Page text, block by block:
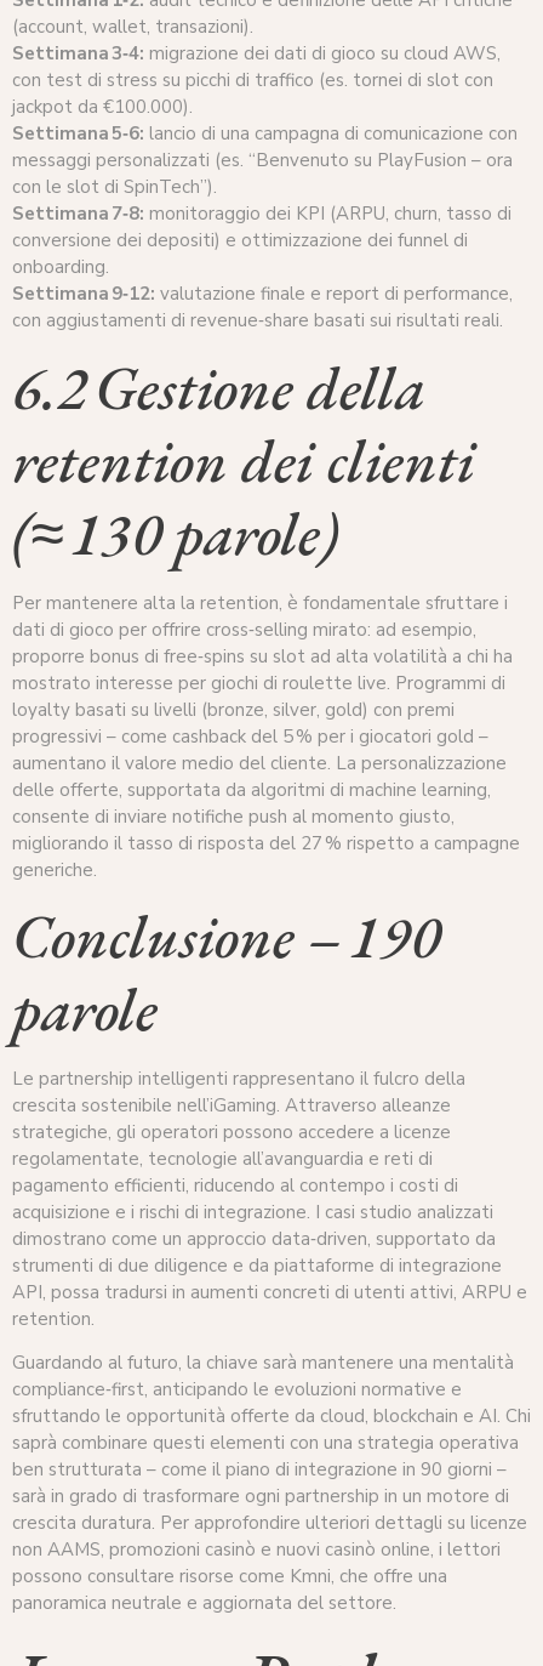
(account, wallet, transazioni).
Settimana 3‑4: migrazione dei dati di gioco su cloud AWS,
con test di stress su picchi di traffico (es. tornei di slot con
jackpot da €100.000).
Settimana 5‑6: lancio di una campagna di comunicazione con
messaggi personalizzati (es. “Benvenuto su PlayFusion – ora
con le slot di SpinTech”).
Settimana 7‑8: monitoraggio dei KPI (ARPU, churn, tasso di
conversione dei depositi) e ottimizzazione dei funnel di
onboarding.
Settimana 9‑12: valutazione finale e report di performance,
con aggiustamenti di revenue‑share basati sui risultati reali.
6.2 Gestione della
retention dei clienti
(≈ 130 parole)
Per mantenere alta la retention, è fondamentale sfruttare i
dati di gioco per offrire cross‑selling mirato: ad esempio,
proporre bonus di free‑spins su slot ad alta volatilità a chi ha
mostrato interesse per giochi di roulette live. Programmi di
loyalty basati su livelli (bronze, silver, gold) con premi
progressivi – come cashback del 5 % per i giocatori gold –
aumentano il valore medio del cliente. La personalizzazione
delle offerte, supportata da algoritmi di machine learning,
consente di inviare notifiche push al momento giusto,
migliorando il tasso di risposta del 27 % rispetto a campagne
generiche.
Conclusione – 190
parole
Le partnership intelligenti rappresentano il fulcro della
crescita sostenibile nell’iGaming. Attraverso alleanze
strategiche, gli operatori possono accedere a licenze
regolamentate, tecnologie all’avanguardia e reti di
pagamento efficienti, riducendo al contempo i costi di
acquisizione e i rischi di integrazione. I casi studio analizzati
dimostrano come un approccio data‑driven, supportato da
strumenti di due diligence e da piattaforme di integrazione
API, possa tradursi in aumenti concreti di utenti attivi, ARPU e
retention.
Guardando al futuro, la chiave sarà mantenere una mentalità
compliance‑first, anticipando le evoluzioni normative e
sfruttando le opportunità offerte da cloud, blockchain e AI. Chi
saprà combinare questi elementi con una strategia operativa
ben strutturata – come il piano di integrazione in 90 giorni –
sarà in grado di trasformare ogni partnership in un motore di
crescita duratura. Per approfondire ulteriori dettagli su licenze
non AAMS, promozioni casinò e nuovi casinò online, i lettori
possono consultare risorse come Kmni, che offre una
panoramica neutrale e aggiornata del settore.